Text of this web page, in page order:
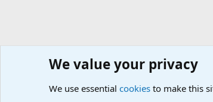
Xenoblade
We value your privacy
We use essential cookies to make this